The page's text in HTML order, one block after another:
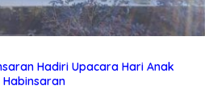
Hadiri Upacara Hari Anak
Habinsaran